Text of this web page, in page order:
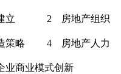
建立 2 房地产组织
造策略 4 房地产人力
业商业模式创新